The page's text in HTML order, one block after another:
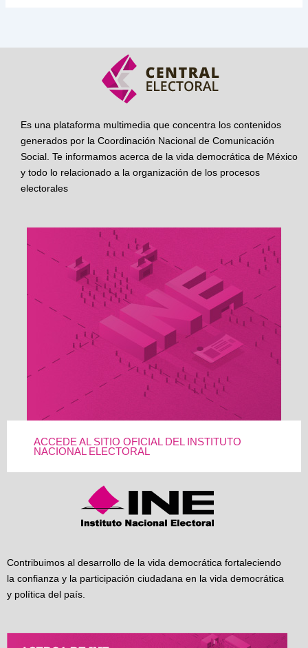
Es una plataforma multimedia que concentra los contenidos
generados por la Coordinación Nacional de Comunicación
Social. Te informamos acerca de la vida democrática de México
y todo lo relacionado a la organización de los procesos
electorales
ACCEDE AL SITIO OFICIAL DEL INSTITUTO
NACIONAL ELECTORAL
Contribuimos al desarrollo de la vida democrática fortaleciendo
la confianza y la participación ciudadana en la vida democrática
y política del país.